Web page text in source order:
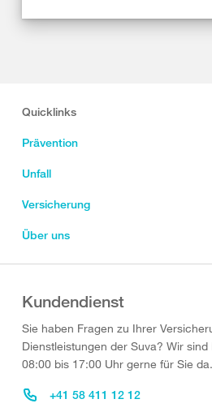
Quicklinks
Prävention
Unfall
Versicherung
Über uns
Kundendienst
Sie haben Fragen zu Ihrer
Dienstleistungen der Suva? Wir
08:00 bis 17:00 Uhr gerne für Sie da.
+41 58 411 12 12